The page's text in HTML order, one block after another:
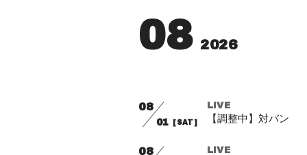
08 2026
08
01 [SAT]
LIVE
【調整中】対バン
08 LIVE